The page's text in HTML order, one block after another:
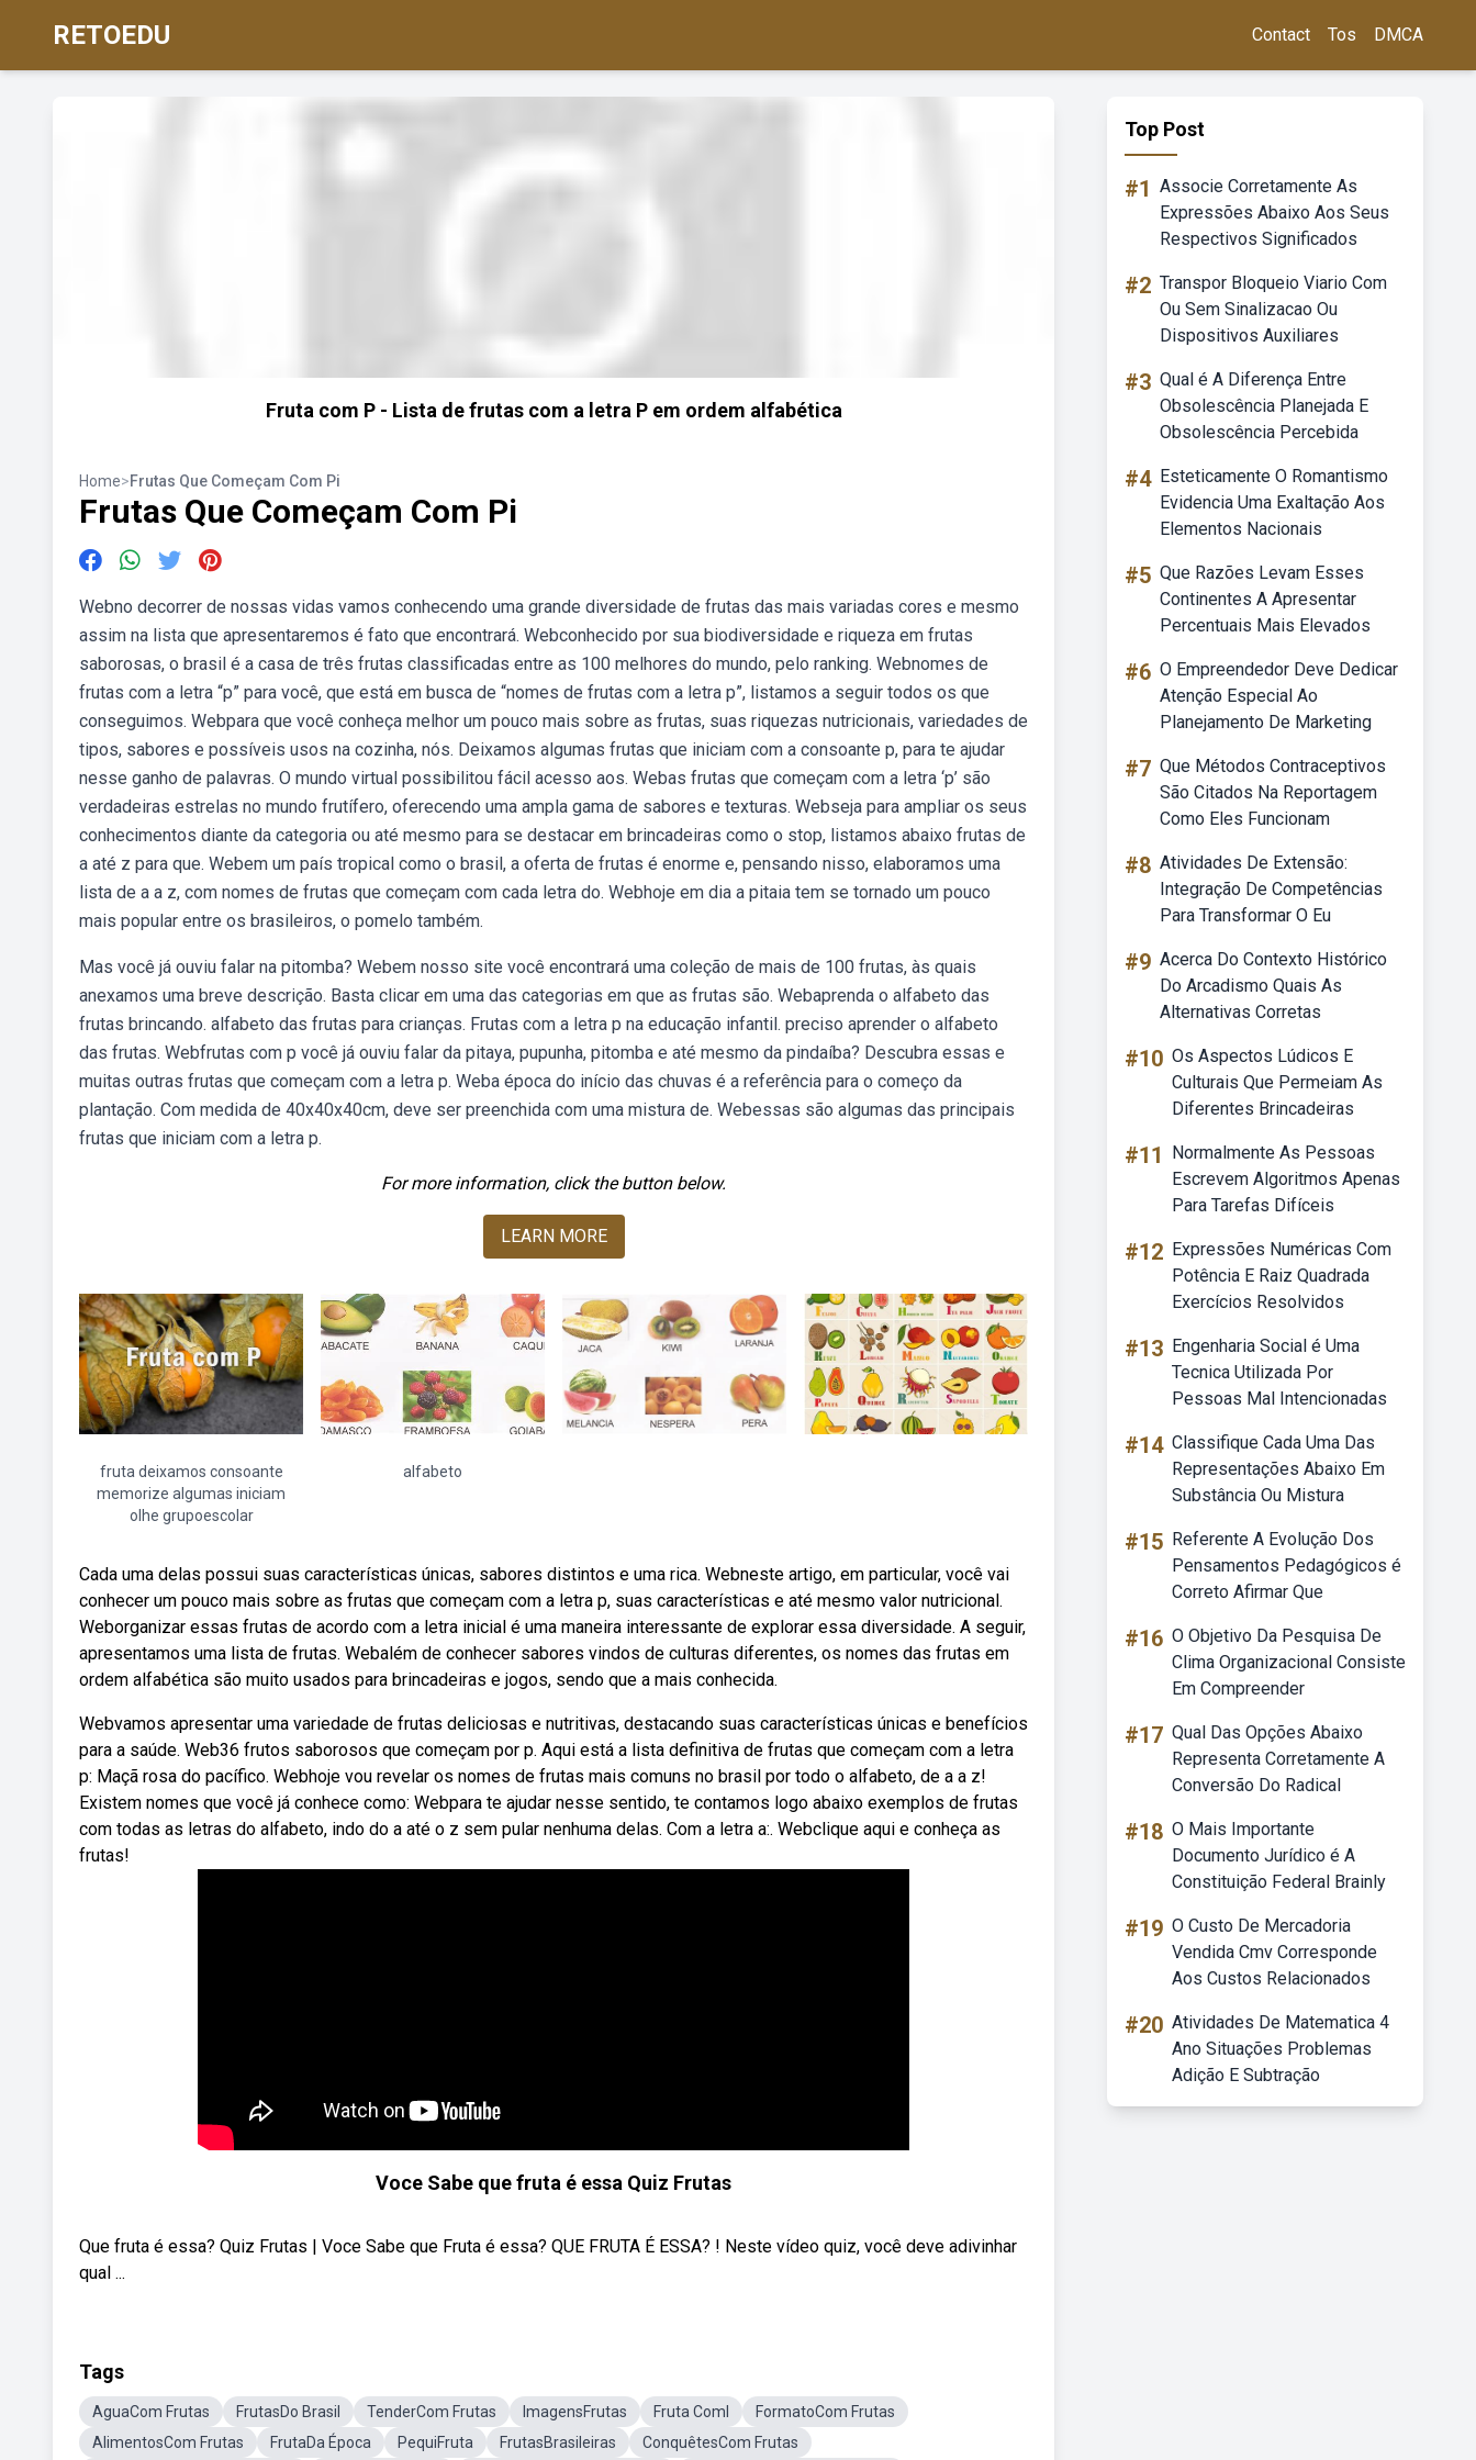
RETOEDU Contact Tos DMCA
Fruta com P - Lista de frutas com a letra P em ordem alfabética
Home>Frutas Que Começam Com Pi
Frutas Que Começam Com Pi
Webno decorrer de nossas vidas vamos conhecendo uma grande diversidade de frutas das mais variadas cores e mesmo
assim na lista que apresentaremos é fato que encontrará. Webconhecido por sua biodiversidade e riqueza em frutas
saborosas, o brasil é a casa de três frutas classificadas entre as 100 melhores do mundo, pelo ranking. Webnomes de
frutas com a letra “p” para você, que está em busca de “nomes de frutas com a letra p”, listamos a seguir todos os que
conseguimos. Webpara que você conheça melhor um pouco mais sobre as frutas, suas riquezas nutricionais, variedades de
tipos, sabores e possíveis usos na cozinha, nós. Deixamos algumas frutas que iniciam com a consoante p, para te ajudar
nesse ganho de palavras. O mundo virtual possibilitou fácil acesso aos. Webas frutas que começam com a letra ‘p’ são
verdadeiras estrelas no mundo frutífero, oferecendo uma ampla gama de sabores e texturas. Webseja para ampliar os seus
conhecimentos diante da categoria ou até mesmo para se destacar em brincadeiras como o stop, listamos abaixo frutas de
a até z para que. Webem um país tropical como o brasil, a oferta de frutas é enorme e, pensando nisso, elaboramos uma
lista de a a z, com nomes de frutas que começam com cada letra do. Webhoje em dia a pitaia tem se tornado um pouco
mais popular entre os brasileiros, o pomelo também.
Mas você já ouviu falar na pitomba? Webem nosso site você encontrará uma coleção de mais de 100 frutas, às quais
anexamos uma breve descrição. Basta clicar em uma das categorias em que as frutas são. Webaprenda o alfabeto das
frutas brincando. alfabeto das frutas para crianças. Frutas com a letra p na educação infantil. preciso aprender o alfabeto
das frutas. Webfrutas com p você já ouviu falar da pitaya, pupunha, pitomba e até mesmo da pindaíba? Descubra essas e
muitas outras frutas que começam com a letra p. Weba época do início das chuvas é a referência para o começo da
plantação. Com medida de 40x40x40cm, deve ser preenchida com uma mistura de. Webessas são algumas das principais
frutas que iniciam com a letra p.
For more information, click the button below.
LEARN MORE
fruta deixamos consoante
memorize algumas iniciam
olhe grupoescolar
alfabeto
Cada uma delas possui suas características únicas, sabores distintos e uma rica. Webneste artigo, em particular, você vai
conhecer um pouco mais sobre as frutas que começam com a letra p, suas características e até mesmo valor nutricional.
Weborganizar essas frutas de acordo com a letra inicial é uma maneira interessante de explorar essa diversidade. A seguir,
apresentamos uma lista de frutas. Webalém de conhecer sabores vindos de culturas diferentes, os nomes das frutas em
ordem alfabética são muito usados para brincadeiras e jogos, sendo que a mais conhecida.
Webvamos apresentar uma variedade de frutas deliciosas e nutritivas, destacando suas características únicas e benefícios
para a saúde. Web36 frutos saborosos que começam por p. Aqui está a lista definitiva de frutas que começam com a letra
p: Maçã rosa do pacífico. Webhoje vou revelar os nomes de frutas mais comuns no brasil por todo o alfabeto, de a a z!
Existem nomes que você já conhece como: Webpara te ajudar nesse sentido, te contamos logo abaixo exemplos de frutas
com todas as letras do alfabeto, indo do a até o z sem pular nenhuma delas. Com a letra a:. Webclique aqui e conheça as
frutas!
Voce Sabe que fruta é essa Quiz Frutas
Que fruta é essa? Quiz Frutas | Voce Sabe que Fruta é essa? QUE FRUTA É ESSA? ! Neste vídeo quiz, você deve adivinhar
qual ...
Tags
AguaCom Frutas FrutasDo Brasil TenderCom Frutas ImagensFrutas Fruta ComI
FormatoCom Frutas
AlimentosCom Frutas
FrutaDa Época PequiFruta FrutasBrasileiras ConquêtesCom Frutas
Top Post
#1 Associe Corretamente As
Expressões Abaixo Aos Seus
Respectivos Significados
#2 Transpor Bloqueio Viario Com
Ou Sem Sinalizacao Ou
Dispositivos Auxiliares
#3 Qual é A Diferença Entre
Obsolescência Planejada E
Obsolescência Percebida
#4 Esteticamente O Romantismo
Evidencia Uma Exaltação Aos
Elementos Nacionais
#5 Que Razões Levam Esses
Continentes A Apresentar
Percentuais Mais Elevados
#6 O Empreendedor Deve Dedicar
Atenção Especial Ao
Planejamento De Marketing
#7 Que Métodos Contraceptivos
São Citados Na Reportagem
Como Eles Funcionam
#8 Atividades De Extensão:
Integração De Competências
Para Transformar O Eu
#9 Acerca Do Contexto Histórico
Do Arcadismo Quais As
Alternativas Corretas
#10 Os Aspectos Lúdicos E
Culturais Que Permeiam As
Diferentes Brincadeiras
#11
Normalmente As Pessoas
Escrevem Algoritmos Apenas
Para Tarefas Difíceis
#12 Expressões Numéricas Com
Potência E Raiz Quadrada
Exercícios Resolvidos
#13 Engenharia Social é Uma
Tecnica Utilizada Por
Pessoas Mal Intencionadas
#14 Classifique Cada Uma Das
Representações Abaixo Em
Substância Ou Mistura
#15 Referente A Evolução Dos
Pensamentos Pedagógicos é
Correto Afirmar Que
#16 O Objetivo Da Pesquisa De
Clima Organizacional Consiste
Em Compreender
#17 Qual Das Opções Abaixo
Representa Corretamente A
Conversão Do Radical
#18 O Mais Importante
Documento Jurídico é A
Constituição Federal Brainly
#19 O Custo De Mercadoria
Vendida Cmv Corresponde
Aos Custos Relacionados
#20 Atividades De Matematica 4
Ano Situações Problemas
Adição E Subtração